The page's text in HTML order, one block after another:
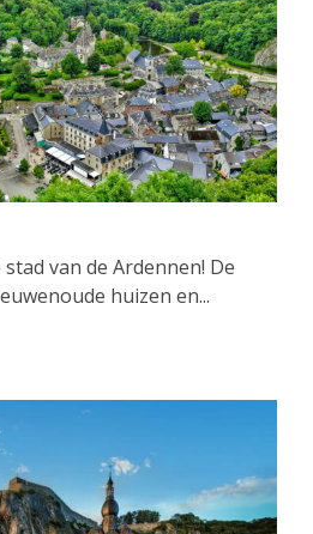
van de Ardennen! De
huizen en...